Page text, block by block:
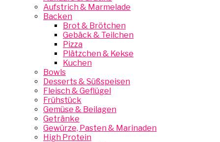
Aufstrich & Marmelade
Backen
Brot & Brötchen
Gebäck & Teilchen
Pizza
Plätzchen & Kekse
Kuchen
Bowls
Desserts & Süßspeisen
Fleisch & Geflügel
Frühstück
Gemüse & Beilagen
Getränke
Gewürze, Pasten & Marinaden
High Protein